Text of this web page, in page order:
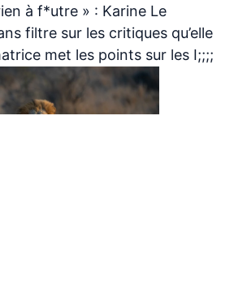
à f*utre » : Karine Le
filtre sur les critiques qu’elle
met les points sur les I;;;;